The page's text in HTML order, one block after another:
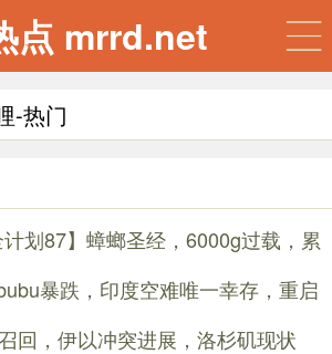
点 mrrd.net
-热门
计划87】蟑螂圣经，6000g过载，累
暴跌，印度空难唯一幸存，重启
回，伊以冲突进展，洛杉矶现状